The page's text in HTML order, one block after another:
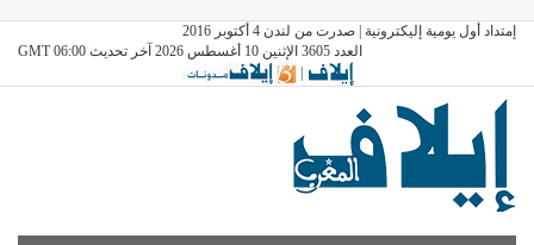
إمتداد أول يومية إليكترونية | صدرت من لندن 4 أكتوبر 2016
العدد 3605 الإثنين 10 أغسطس 2026 آخر تحديث GMT 06:00
|